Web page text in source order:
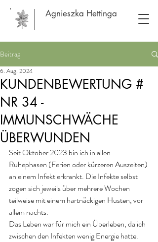
Agnieszka Hettinga
Beitrag
KUNDENBEWERTUNG #
NR 34 -
IMMUNSCHWÄCHE
ÜBERWUNDEN
6. Aug. 2024
Seit Oktober 2023 bin ich in allen
Ruhephasen (Ferien oder kürzeren Auszeiten)
an einem Infekt erkrankt. Die Infekte selbst
zogen sich jeweils über mehrere Wochen
teilweise mit einem hartnäckigen Husten, vor
allem nachts.
Das Leben war für mich ein Überleben, da ich
zwischen den Infekten wenig Energie hatte.